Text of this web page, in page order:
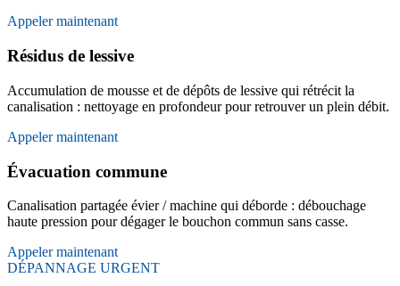
Appeler maintenant
Résidus de lessive
Accumulation de mousse et de dépôts de lessive qui rétrécit la
canalisation : nettoyage en profondeur pour retrouver un plein débit.
Appeler maintenant
Évacuation commune
Canalisation partagée évier / machine qui déborde : débouchage
haute pression pour dégager le bouchon commun sans casse.
Appeler maintenant
DÉPANNAGE URGENT